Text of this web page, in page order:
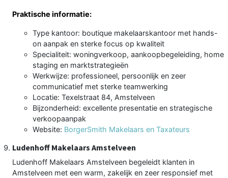
Praktische informatie:
Type kantoor: boutique makelaarskantoor met hands-
on aanpak en sterke focus op kwaliteit
Specialiteit: woningverkoop, aankoopbegeleiding, home
staging en marktstrategieën
Werkwijze: professioneel, persoonlijk en zeer
communicatief met sterke teamwerking
Locatie: Texelstraat 84, Amstelveen
Bijzonderheid: excellente presentatie en strategische
verkoopaanpak
Website: BorgerSmith Makelaars en Taxateurs
Ludenhoff Makelaars Amstelveen
Ludenhoff Makelaars Amstelveen begeleidt klanten in
Amstelveen met een warm, zakelijk en zeer responsief met